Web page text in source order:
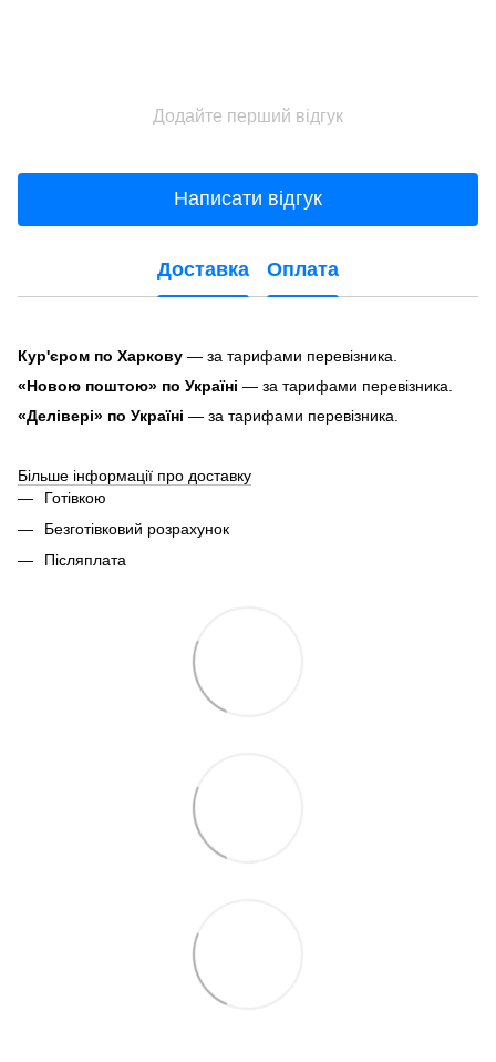
Додайте перший відгук
Написати відгук
Доставка Оплата
Кур'єром по Харкову — за тарифами перевізника.
«Новою поштою» по Україні — за тарифами перевізника.
«Делівері» по Україні — за тарифами перевізника.
Більше інформації про доставку
Готівкою
Безготівковий розрахунок
Післяплата